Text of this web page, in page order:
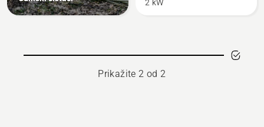
2 kW
Prikažite 2 od 2